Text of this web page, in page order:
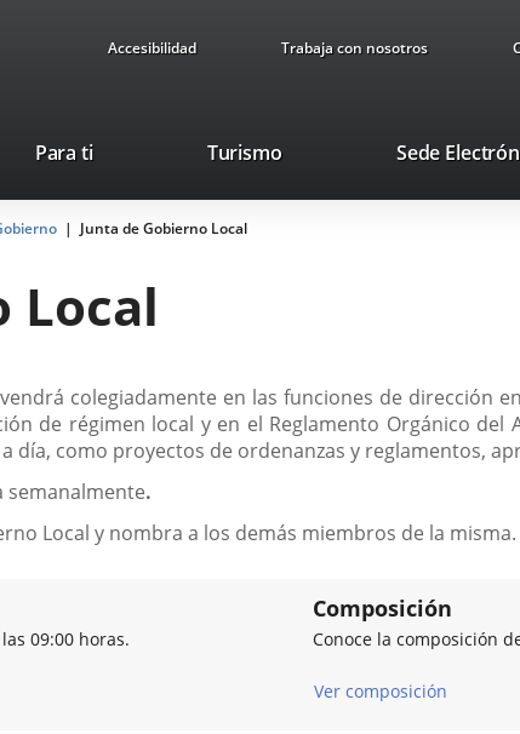
Accesibilidad Trabaja con nosotros
Para ti TurismoEste
se
Sede
Junta de Gobierno Local
Local
colegiadamente en las funciones de dirección
de régimen local y en el Reglamento Orgánico
día, como proyectos de ordenanzas y reglamentos,
semanalmente.
Local y nombra a los demás miembros de la misma.
09:00 horas.
Composición
Conoce la composición
Ver composición